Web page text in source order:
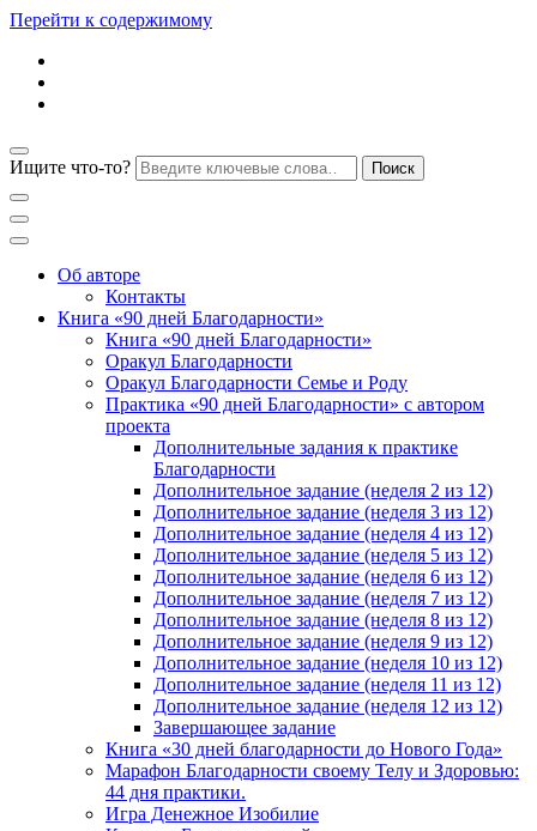
Перейти к содержимому
Ищите что-то?
Практическая
психология для
женщин
Об авторе
Контакты
Книга «90 дней Благодарности»
Книга «90 дней Благодарности»
Оракул Благодарности
Оракул Благодарности Семье и Роду
Практика «90 дней Благодарности» с автором
проекта
Дополнительные задания к практике
Благодарности
Дополнительное задание (неделя 2 из 12)
Дополнительное задание (неделя 3 из 12)
Дополнительное задание (неделя 4 из 12)
Дополнительное задание (неделя 5 из 12)
Дополнительное задание (неделя 6 из 12)
Дополнительное задание (неделя 7 из 12)
Дополнительное задание (неделя 8 из 12)
Дополнительное задание (неделя 9 из 12)
Дополнительное задание (неделя 10 из 12)
Дополнительное задание (неделя 11 из 12)
Дополнительное задание (неделя 12 из 12)
Завершающее задание
Книга «30 дней благодарности до Нового Года»
Марафон Благодарности своему Телу и Здоровью:
44 дня практики.
Игра Денежное Изобилие